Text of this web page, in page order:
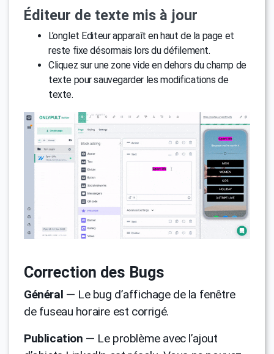
Éditeur de texte mis à jour
L’onglet Editeur apparaît en haut de la page et
reste fixe désormais lors du défilement.
Cliquez sur une zone vide en dehors du champ de
texte pour sauvegarder les modifications de
texte.
Correction des Bugs
Général — Le bug d’affichage de la fenêtre
de fuseau horaire est corrigé.
Publication — Le problème avec l’ajout